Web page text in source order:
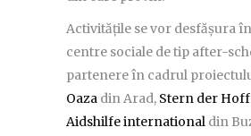
Activitățile se vor desfășura
centre sociale de tip after-
partenere în cadrul
Oaza din Arad, Stern der
Aidshilfe international din